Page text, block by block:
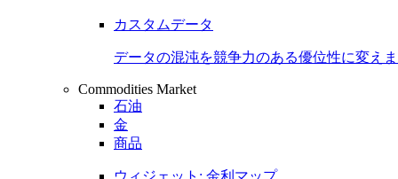
カスタムデータ
データの混沌を競争力のある優位性に変え
Commodities Market
石油
金
商品
ウィジェット: 金利マップ